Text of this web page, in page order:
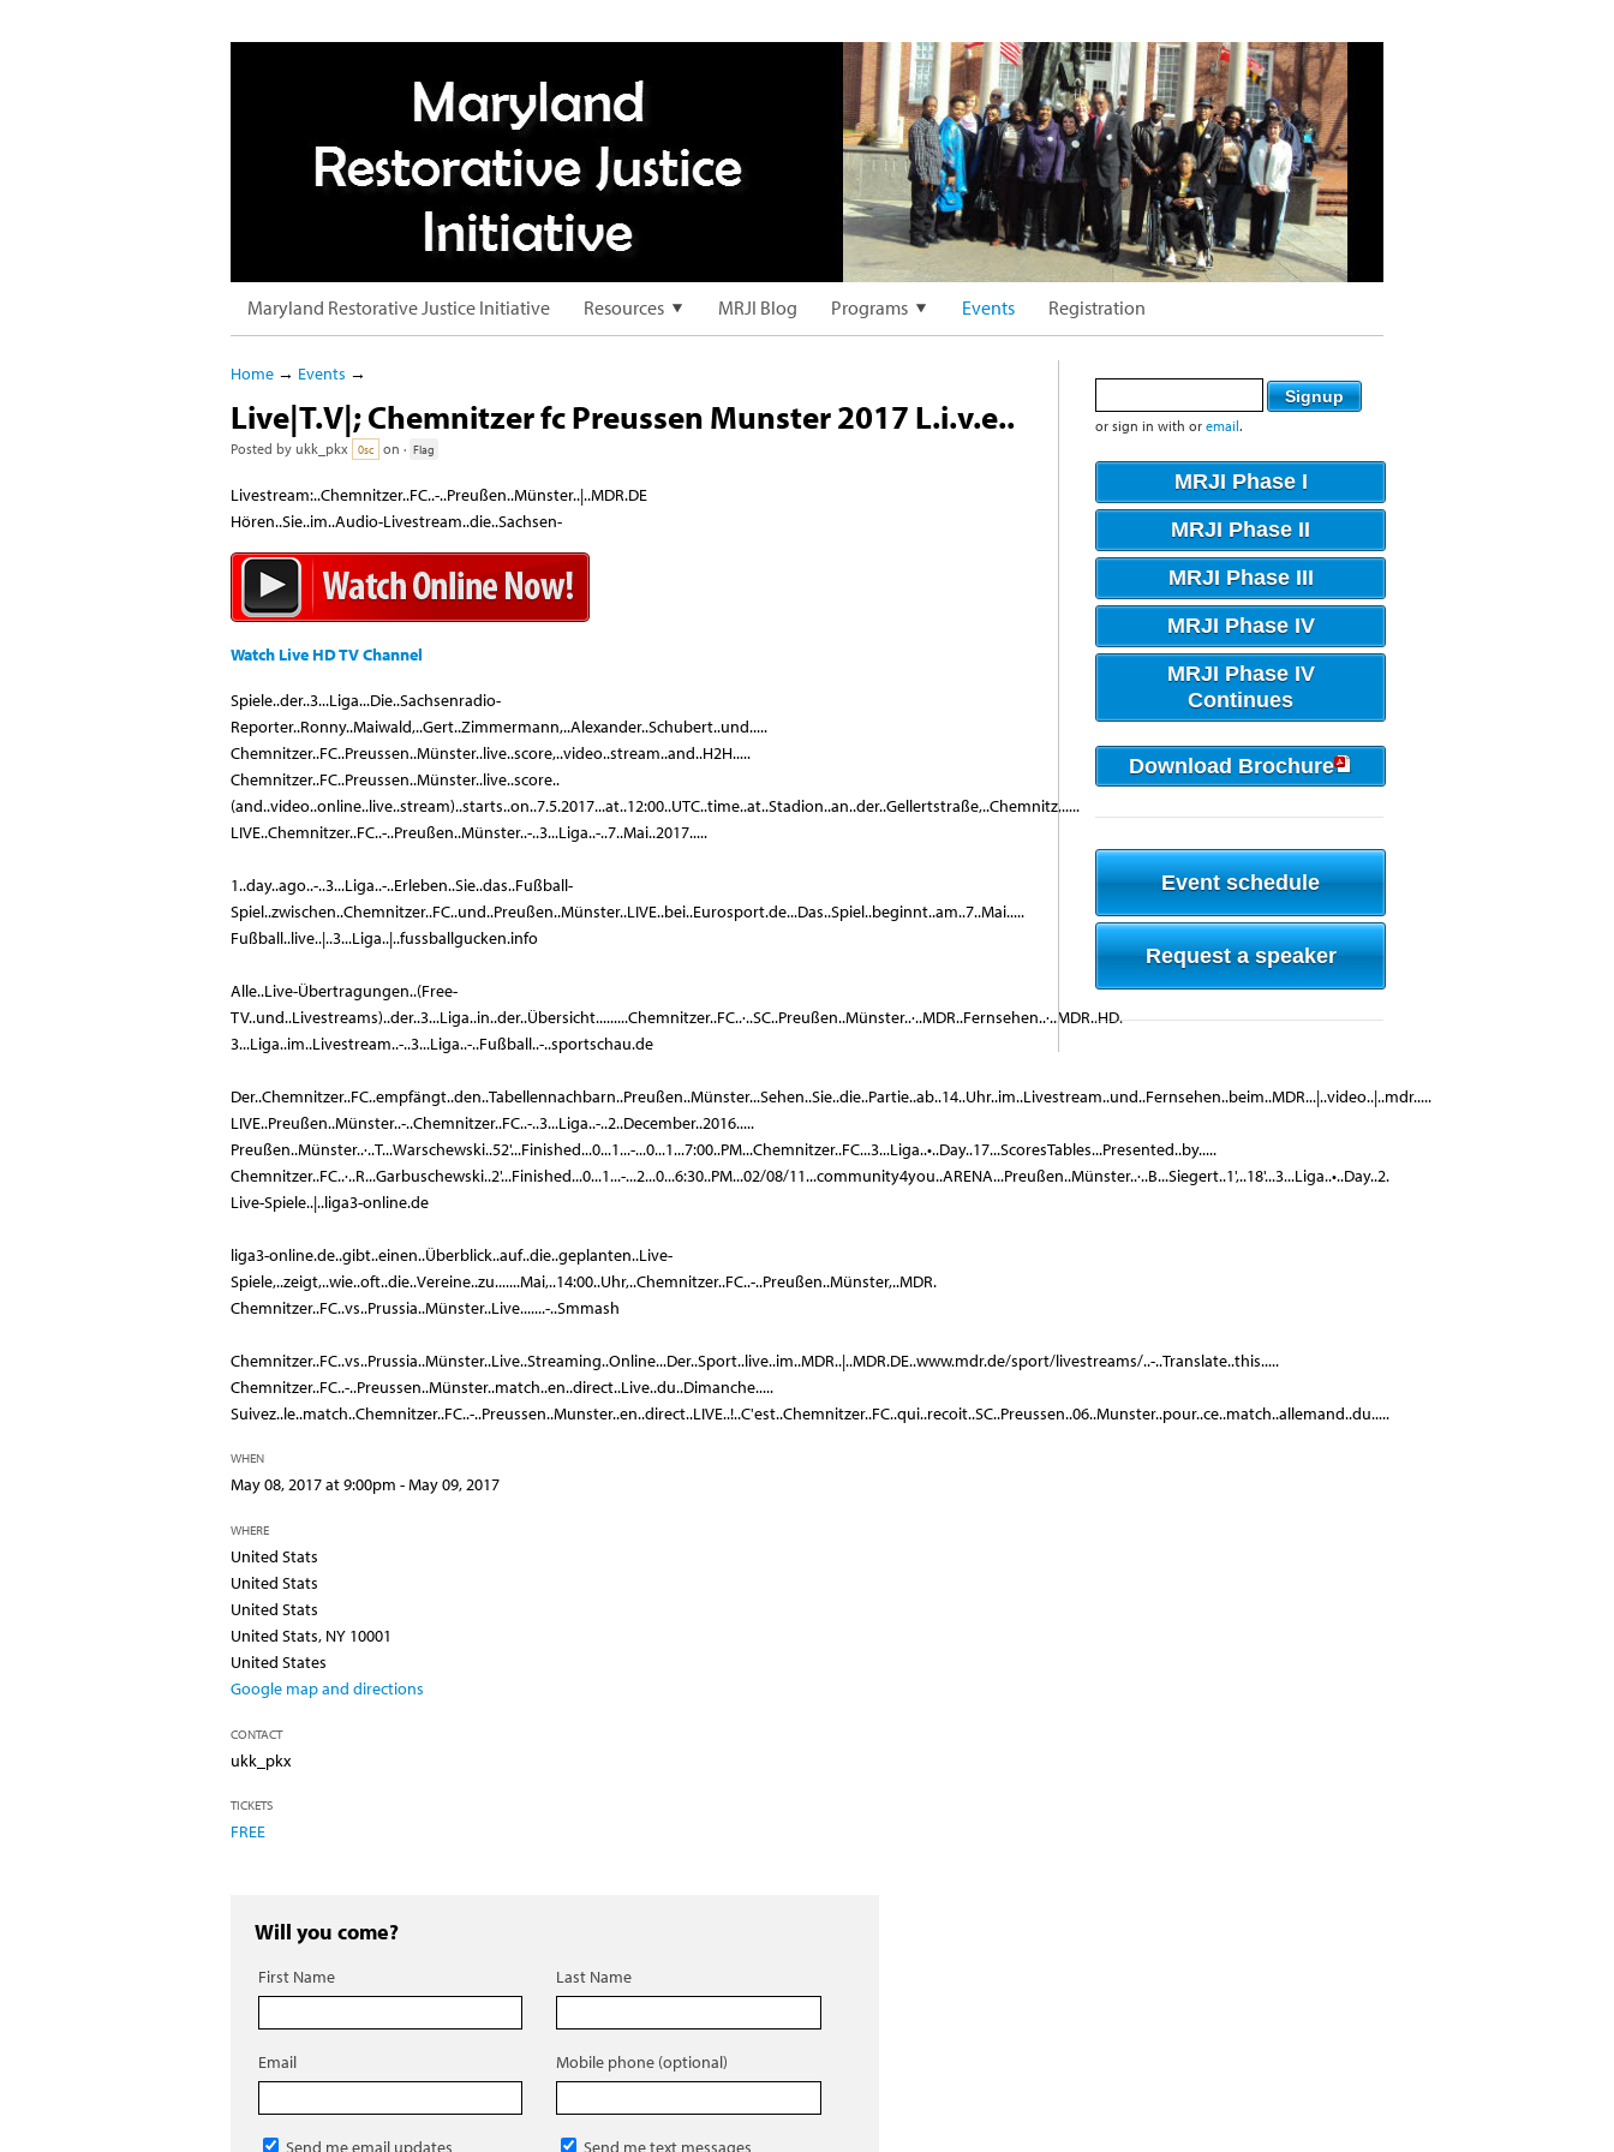
Maryland Restorative Justice Initiative Resources MRJI Blog Programs Events Registration
Home → Events →
Live|T.V|; Chemnitzer fc Preussen Munster 2017 L.i.v.e..
Posted by ukk_pkx 0sc on · Flag
Livestream:..Chemnitzer..FC..-..Preußen..Münster..|..MDR.DE
Hören..Sie..im..Audio-Livestream..die..Sachsen-
Watch Live HD TV Channel
Spiele..der..3...Liga...Die..Sachsenradio-
Reporter..Ronny..Maiwald,..Gert..Zimmermann,..Alexander..Schubert..und.....
Chemnitzer..FC..Preussen..Münster..live..score,..video..stream..and..H2H.....
Chemnitzer..FC..Preussen..Münster..live..score..
(and..video..online..live..stream)..starts..on..7.5.2017...at..12:00..UTC..time..at..Stadion..an..der..Gellertstraße,..Chemnitz,.....
LIVE..Chemnitzer..FC..-..Preußen..Münster..-..3...Liga..-..7..Mai..2017.....
1..day..ago..-..3...Liga..-..Erleben..Sie..das..Fußball-
Spiel..zwischen..Chemnitzer..FC..und..Preußen..Münster..LIVE..bei..Eurosport.de...Das..Spiel..beginnt..am..7..Mai.....
Fußball..live..|..3...Liga..|..fussballgucken.info
Alle..Live-Übertragungen..(Free-
TV..und..Livestreams)..der..3...Liga..in..der..Übersicht.........Chemnitzer..FC..·..SC..Preußen..Münster..·..MDR..Fernsehen..·..MDR..HD.
3...Liga..im..Livestream..-..3...Liga..-..Fußball..-..sportschau.de
Der..Chemnitzer..FC..empfängt..den..Tabellennachbarn..Preußen..Münster...Sehen..Sie..die..Partie..ab..14..Uhr..im..Livestream..und..Fernsehen..beim..MDR...|..video..|..mdr.....
LIVE..Preußen..Münster..-..Chemnitzer..FC..-..3...Liga..-..2..December..2016.....
Preußen..Münster..·..T...Warschewski..52'...Finished...0...1...-...0...1...7:00..PM...Chemnitzer..FC...3...Liga..•..Day..17...ScoresTables...Presented..by.....
Chemnitzer..FC..·..R...Garbuschewski..2'...Finished...0...1...-...2...0...6:30..PM...02/08/11...community4you..ARENA...Preußen..Münster..·..B...Siegert..1',..18'...3...Liga..•..Day..2.
Live-Spiele..|..liga3-online.de
liga3-online.de..gibt..einen..Überblick..auf..die..geplanten..Live-
Spiele,..zeigt,..wie..oft..die..Vereine..zu.......Mai,..14:00..Uhr,..Chemnitzer..FC..-..Preußen..Münster,..MDR.
Chemnitzer..FC..vs..Prussia..Münster..Live.......-..Smmash
Chemnitzer..FC..vs..Prussia..Münster..Live..Streaming..Online...Der..Sport..live..im..MDR..|..MDR.DE..www.mdr.de/sport/livestreams/..-..Translate..this.....
Chemnitzer..FC..-..Preussen..Münster..match..en..direct..Live..du..Dimanche.....
Suivez..le..match..Chemnitzer..FC..-..Preussen..Munster..en..direct..LIVE..!..C'est..Chemnitzer..FC..qui..recoit..SC..Preussen..06..Munster..pour..ce..match..allemand..du.....
WHEN
May 08, 2017 at 9:00pm - May 09, 2017
WHERE
United Stats
United Stats
United Stats
United Stats, NY 10001
United States
Google map and directions
CONTACT
ukk_pkx
TICKETS
FREE
Will you come?
First Name Last Name
Email Mobile phone (optional)
Send me email updates Send me text messages
or sign in with or email.
MRJI Phase I
MRJI Phase II
MRJI Phase III
MRJI Phase IV
MRJI Phase IV
Continues
Download Brochure
Event schedule
Request a speaker